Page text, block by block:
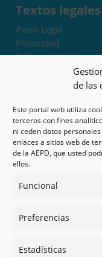
de las
Este portal web utiliza
terceros con fines
ni ceden datos
enlaces a sitios web de
de la AEPD, que usted
ellos.
Funcional
Preferencias
Estadísticas
Textos legales
Aviso Legal
Privacidad
Política de Cookies
Términos y
Exoneración de
Mapa del sitio
Mi cuenta
Tienda
Psicología en Murcia
Guías
Redes sociales
Instagram